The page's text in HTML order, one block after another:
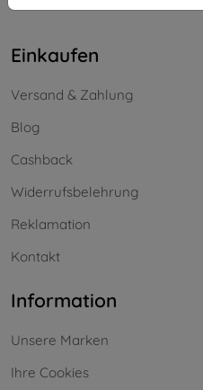
Einkaufen
Versand & Zahlung
Blog
Cashback
Widerrufsbelehrung
Reklamation
Kontakt
Information
Unsere Marken
Ihre Cookies